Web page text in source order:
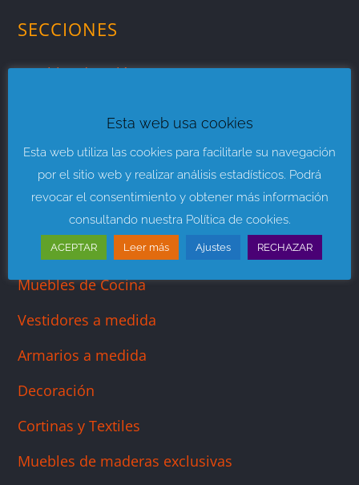
SECCIONES
Muebles de Salón
Mueble Juvenil
Sofás y Sillones
Descanso y Colchones
Muebles de Baño
Muebles de Cocina
Vestidores a medida
Armarios a medida
Decoración
Cortinas y Textiles
Muebles de maderas exclusivas
Esta web usa cookies
Esta web utiliza las cookies para facilitarle su navegación
por el sitio web y realizar análisis estadísticos. Podrá
revocar el consentimiento y obtener más información
consultando nuestra Política de cookies.
ACEPTAR Leer más Ajustes RECHAZAR